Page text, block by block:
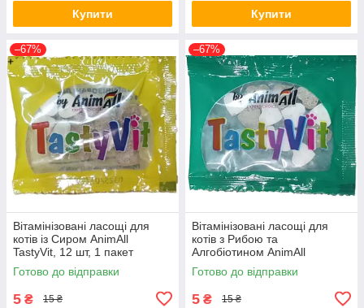
Купити Купити
–67%
Вітамінізовані ласощі для
котів із Сиром AnimAll
TastyVit, 12 шт, 1 пакет
Готово до відправки
5 ₴ 15 ₴
–67%
Вітамінізовані ласощі для
котів з Рибою та
Алгобіотином AnimAll
TastyVit, 12 шт, 1 пакет
Готово до відправки
5 ₴ 15 ₴